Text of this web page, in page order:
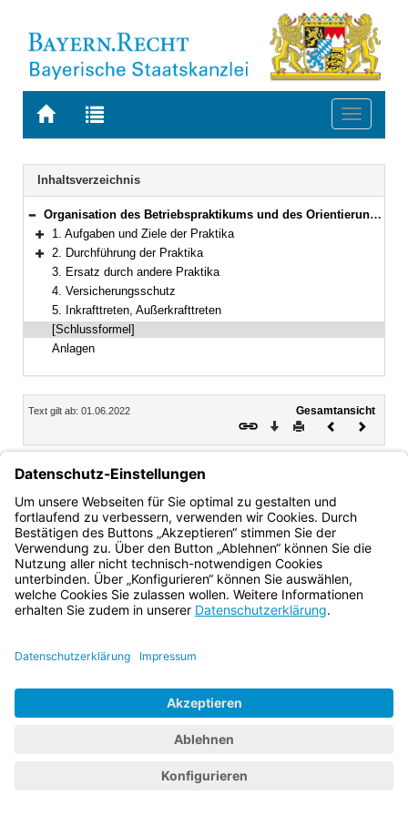
Zur
BAYERN.RECHT
Zur
letzten
Suche
Toggle
Navigation
Inhaltsverzeichnis
Bereich reduzieren
Organisation des Betriebspraktikums und des Orientierungspraktikums für die Lehrämter an öffentlichen Schulen im Rahmen der Lehramtsprüfungsordnung I
Bereich erweitern
1. Aufgaben und Ziele der Praktika
Bereich erweitern
2. Durchführung der Praktika
3. Ersatz durch andere Praktika
4. Versicherungsschutz
5. Inkrafttreten, Außerkrafttreten
[Schlussformel]
Anlagen
Inhalt
Text gilt ab: 01.06.2022
Gesamtansicht
Download
DruckenVorheriges
Ministerialdirigent
Bayern.de
BayernPortal
Impressum